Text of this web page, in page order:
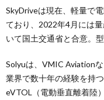
SkyDriveは現在、軽量で
ており、2022年4月には
いて国土交通省と合意。
Solyuは、VMIC Aviation
業界で数十年の経験を持
eVTOL（電動垂直離着陸